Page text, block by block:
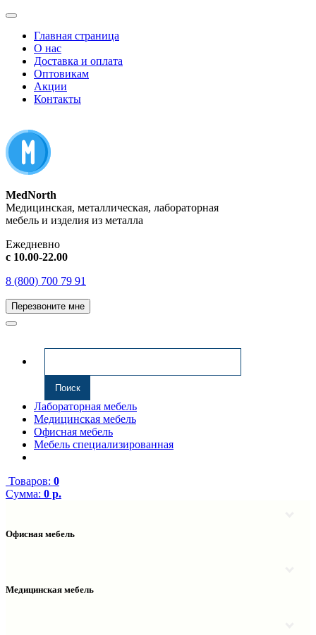
Главная страница
О нас
Доставка и оплата
Оптовикам
Акции
Контакты
MedNorth
Медицинская, металлическая, лабораторная
мебель и изделия из металла
Ежедневно
с 10.00-22.00
8 (800) 700 79 91
Перезвоните мне
Лабораторная мебель
Медицинская мебель
Офисная мебель
Мебель специализированная
Товаров: 0
Сумма: 0 р.
Офисная мебель
Надстройки
Медицинская мебель